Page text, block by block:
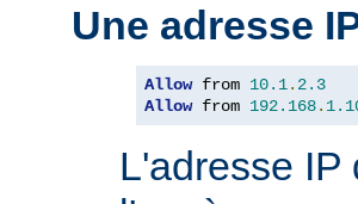
Une adresse
Allow from 10.1. 2.3
Allow from 192.168.
L'adresse IP